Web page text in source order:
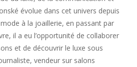
évolue dans cet univers depuis
mode à la joaillerie, en passant par
il a eu l’opportunité de collaborer
et de découvrir le luxe sous
vendeur sur salons